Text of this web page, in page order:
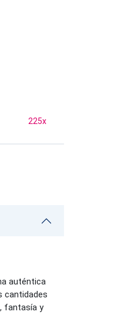
225x
auténtica
cantidades
fantasía y